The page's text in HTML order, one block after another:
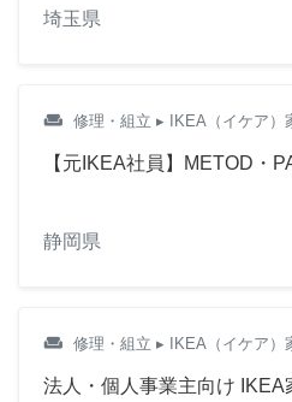
埼玉県
weekend 修理・組立 ▸ IKEA（イケア）
【元IKEA社員】METOD・
静岡県
weekend 修理・組立 ▸ IKEA（イケア）
法人・個人事業主向け IKEA